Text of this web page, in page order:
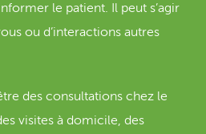
le patient. Il peut s’agir
ou d’interactions autres
des consultations chez le
visites à domicile, des